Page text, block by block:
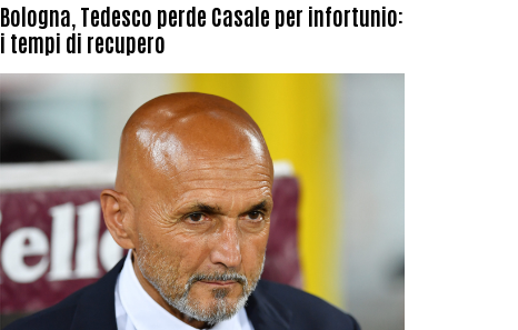
Bologna, Tedesco perde Casale per infortunio:
i tempi di recupero